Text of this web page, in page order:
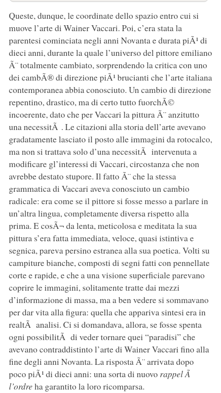
Queste, dunque, le coordinate dello spazio entro cui si
muove l’arte di Wainer Vaccari. Poi, c’era stata la
parentesi cominciata negli anni Novanta e durata piÃ¹ di
dieci anni, durante la quale l’universo del pittore emiliano
Ã¨ totalmente cambiato, sorprendendo la critica con uno
dei cambÃ® di direzione piÃ¹ brucianti che l’arte italiana
contemporanea abbia conosciuto. Un cambio di direzione
repentino, drastico, ma di certo tutto fuorchÃ©
incoerente, dato che per Vaccari la pittura Ã¨ anzitutto
una necessitÃ . Le citazioni alla storia dell’arte avevano
gradatamente lasciato il posto alle immagini da rotocalco,
ma non si trattava solo d’una necessitÃ intervenuta a
modificare gl’interessi di Vaccari, circostanza che non
avrebbe destato stupore. Il fatto Ã¨ che la stessa
grammatica di Vaccari aveva conosciuto un cambio
radicale: era come se il pittore si fosse messo a parlare in
un’altra lingua, completamente diversa rispetto alla
prima. E cosÃ¬ da lenta, meticolosa e meditata la sua
pittura s’era fatta immediata, veloce, quasi istintiva e
segnica, pareva persino estranea alla sua poetica. Volti su
campiture bianche, composti di segni fatti con pennellate
corte e rapide, e che a una visione superficiale parevano
coprire le immagini, solitamente tratte dai mezzi
d’informazione di massa, ma a ben vedere si sommavano
per dar vita alla figura: quella che appariva sintesi era in
realtÃ analisi. Ci si domandava, allora, se fosse spenta
ogni possibilitÃ di veder tornare quei “paradisi” che
avevano contraddistinto l’arte di Wainer Vaccari fino alla
fine degli anni Novanta. La risposta Ã¨ arrivata dopo
poco piÃ¹ di dieci anni: una sorta di nuovo rappel Ã
l’ordreha garantito la loro ricomparsa.